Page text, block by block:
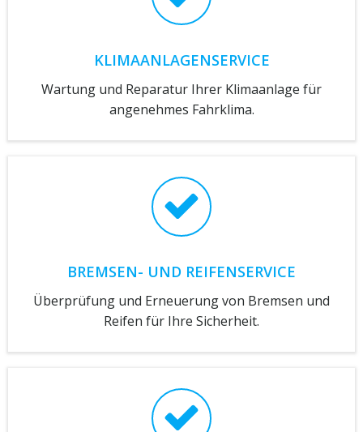
KLIMAANLAGENSERVICE
Wartung und Reparatur Ihrer Klimaanlage für
angenehmes Fahrklima.
BREMSEN- UND REIFENSERVICE
Überprüfung und Erneuerung von Bremsen und
Reifen für Ihre Sicherheit.